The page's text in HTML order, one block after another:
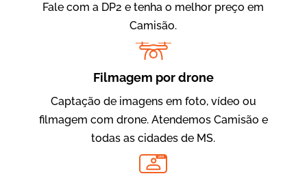
Evolucional
Fale com a DP2 e tenha o melhor preço em
Camisão.
Filmagem por drone
Captação de imagens em foto, vídeo ou
filmagem com drone. Atendemos Camisão e
todas as cidades de MS.
LIVE